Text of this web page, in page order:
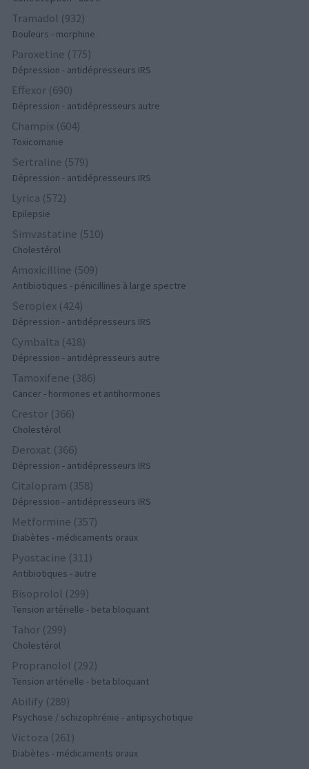
Tramadol (932)
Douleurs - morphine
Paroxetine (775)
Dépression - antidépresseurs IRS
Effexor (690)
Dépression - antidépresseurs autre
Champix (604)
Toxicomanie
Sertraline (579)
Dépression - antidépresseurs IRS
Lyrica (572)
Epilepsie
Simvastatine (510)
Cholestérol
Amoxicilline (509)
Antibiotiques - pénicillines à large spectre
Seroplex (424)
Dépression - antidépresseurs IRS
Cymbalta (418)
Dépression - antidépresseurs autre
Tamoxifene (386)
Cancer - hormones et antihormones
Crestor (366)
Cholestérol
Deroxat (366)
Dépression - antidépresseurs IRS
Citalopram (358)
Dépression - antidépresseurs IRS
Metformine (357)
Diabètes - médicaments oraux
Pyostacine (311)
Antibiotiques - autre
Bisoprolol (299)
Tension artérielle - beta bloquant
Tahor (299)
Cholestérol
Propranolol (292)
Tension artérielle - beta bloquant
Abilify (289)
Psychose / schizophrénie - antipsychotique
Victoza (261)
Diabètes - médicaments oraux